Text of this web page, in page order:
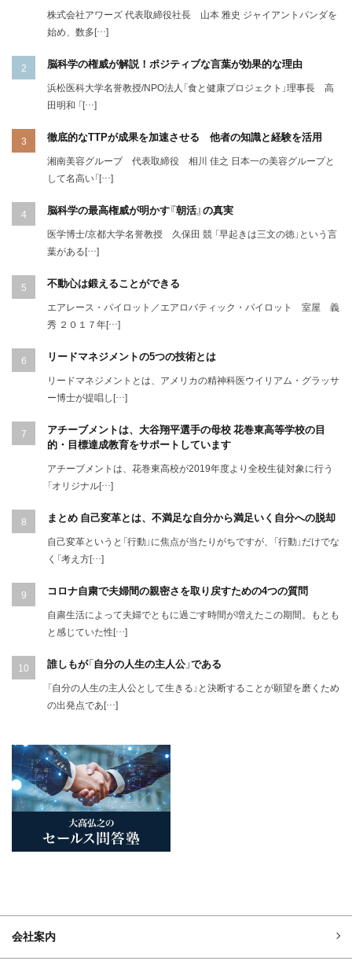
株式会社アワーズ 代表取締役社長 山本 雅史 ジャイアントパンダを
始め、数多[…]
脳科学の権威が解説！ポジティブな言葉が効果的な理由
浜松医科大学名誉教授/NPO法人「食と健康プロジェクト」理事長 高
田明和 「[…]
徹底的なTTPが成果を加速させる 他者の知識と経験を活用
湘南美容グループ 代表取締役 相川 佳之 日本一の美容グループと
して名高い「[…]
脳科学の最高権威が明かす『朝活』の真実
医学博士/京都大学名誉教授 久保田 競 「早起きは三文の徳」という言
葉がある[…]
不動心は鍛えることができる
エアレース・パイロット／エアロバティック・パイロット 室屋 義
秀 ２０１７年[…]
リードマネジメントの5つの技術とは
リードマネジメントとは、アメリカの精神科医ウイリアム・グラッサ
ー博士が提唱し[…]
アチーブメントは、大谷翔平選手の母校 花巻東高等学校の目
的・目標達成教育をサポートしています
アチーブメントは、花巻東高校が2019年度より全校生徒対象に行う
「オリジナル[…]
まとめ 自己変革とは、不満足な自分から満足いく自分への脱却
自己変革というと「行動」に焦点が当たりがちですが、「行動」だけでな
く「考え方[…]
コロナ自粛で夫婦間の親密さを取り戻すための4つの質問
自粛生活によって夫婦でともに過ごす時間が増えたこの期間。もとも
と感じていた性[…]
誰しもが「自分の人生の主人公」である
「自分の人生の主人公として生きる」と決断することが願望を磨くため
の出発点であ[…]
会社案内